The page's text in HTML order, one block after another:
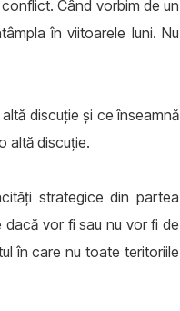
Când vorbim de un
în viitoarele luni. Nu
discuție și ce înseamnă
altă discuție.
strategice din partea
dacă vor fi sau nu vor fi de
în care nu toate teritoriile